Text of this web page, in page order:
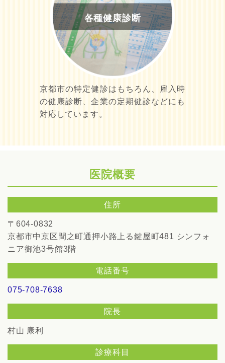
各種健康診断
京都市の特定健診はもちろん、雇入時
の健康診断、企業の定期健診などにも
対応しています。
医院概要
住所
〒604-0832
京都市中京区間之町通押小路上る鍵屋町481 シンフォ
ニア御池3号館3階
電話番号
075-708-7638
院長
村山 康利
診療科目